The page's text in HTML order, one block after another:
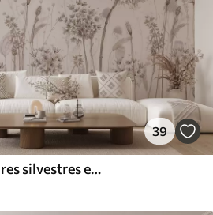
39
Dientes de león y flores silvestres en estilo acuarela